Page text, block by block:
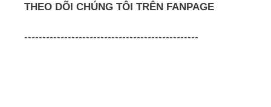
THEO DÕI CHÚNG TÔI TRÊN FANPAGE
------------------------------------------------